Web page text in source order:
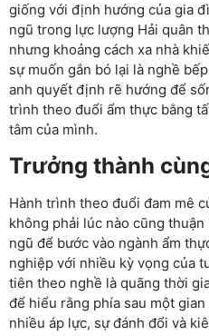
giống với định hướng của gia
ngũ trong lực lượng Hải quân
nhưng khoảng cách xa nhà
sự muốn gắn bó lại là nghề
anh quyết định rẽ hướng để
trình theo đuổi ẩm thực bằng
tâm của mình.
Trưởng thành
Hành trình theo đuổi đam mê
không phải lúc nào cũng
ngũ để bước vào ngành ẩm
nghiệp với nhiều kỳ vọng của
tiên theo nghề là quãng thời
để hiểu rằng phía sau một
nhiều áp lực, sự đánh đổi và